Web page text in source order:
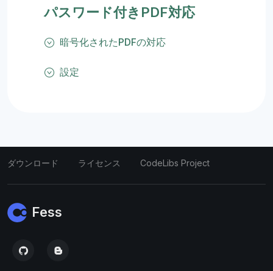
パスワード付きPDF対応
暗号化されたPDFの対応
設定
ダウンロード ライセンス CodeLibs Project
Fess